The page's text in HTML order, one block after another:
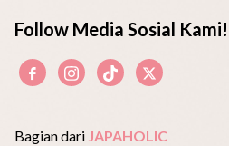
Follow Media Sosial Kami!
Bagian dari JAPAHOLIC